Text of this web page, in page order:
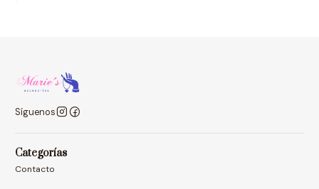
Síguenos
Categorías
Contacto